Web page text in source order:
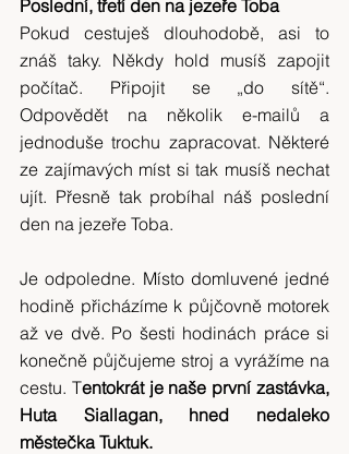
Poslední, třetí den na jezeře Toba
Pokud cestuješ dlouhodobě, asi to
znáš taky. Někdy hold musíš zapojit
počítač. Připojit se „do sítě“.
Odpovědět na několik e-mailů a
jednoduše trochu zapracovat. Některé
ze zajímavých míst si tak musíš nechat
ujít. Přesně tak probíhal náš poslední
den na jezeře Toba.
Je odpoledne. Místo domluvené jedné
hodině přicházíme k půjčovně motorek
až ve dvě. Po šesti hodinách práce si
konečně půjčujeme stroj a vyrážíme na
cestu. Tentokrát je naše první zastávka,
Huta Siallagan, hned nedaleko
městečka Tuktuk.